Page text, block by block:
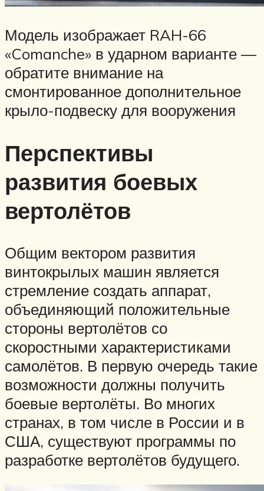
Модель изображает RAH-66
«Comanche» в ударном варианте —
обратите внимание на
смонтированное дополнительное
крыло-подвеску для вооружения
Перспективы
развития боевых
вертолётов
Общим вектором развития
винтокрылых машин является
стремление создать аппарат,
объединяющий положительные
стороны вертолётов со
скоростными характеристиками
самолётов. В первую очередь такие
возможности должны получить
боевые вертолёты. Во многих
странах, в том числе в России и в
США, существуют программы по
разработке вертолётов будущего.